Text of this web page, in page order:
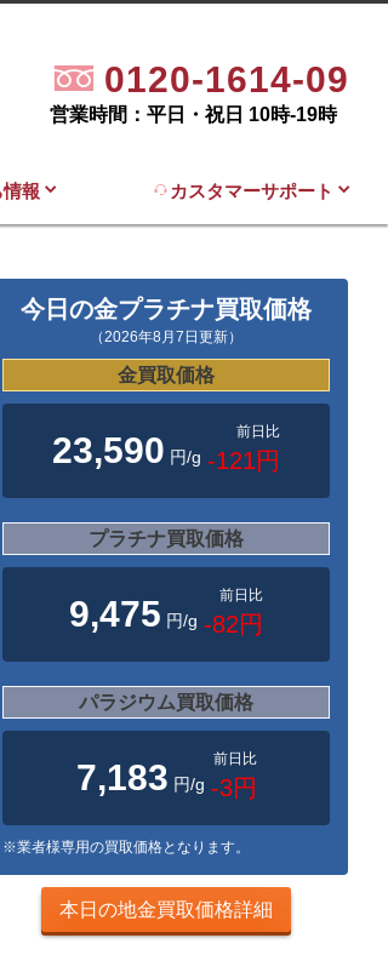
0120-1614-09
営業時間：平日・祝日 10時-19時
報 カスタマーサポート
今日の金プラチナ買取価格
（2026年8月7日更新）
金買取価格
23,590 円/g
前日比
-121円
プラチナ買取価格
9,475 円/g
前日比
-82円
パラジウム買取価格
7,183 円/g
前日比
-3円
※業者様専用の買取価格となります。
本日の地金買取価格詳細